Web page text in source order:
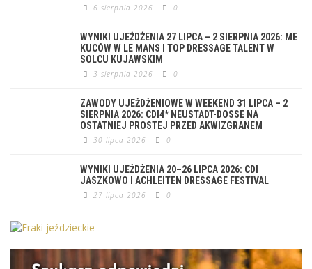
6 sierpnia 2026 0
WYNIKI UJEŻDŻENIA 27 LIPCA – 2 SIERPNIA 2026: ME
KUCÓW W LE MANS I TOP DRESSAGE TALENT W
SOLCU KUJAWSKIM
3 sierpnia 2026 0
ZAWODY UJEŻDŻENIOWE W WEEKEND 31 LIPCA – 2
SIERPNIA 2026: CDI4* NEUSTADT-DOSSE NA
OSTATNIEJ PROSTEJ PRZED AKWIZGRANEM
30 lipca 2026 0
WYNIKI UJEŻDŻENIA 20–26 LIPCA 2026: CDI
JASZKOWO I ACHLEITEN DRESSAGE FESTIVAL
27 lipca 2026 0